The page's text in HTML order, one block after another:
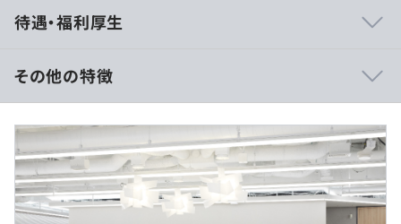
GCP）を保有しています。技術検証や学習目的で自由に利
・国内外のベンダー300社以上とのパートナーシップを結
んでいるため、最新のテクノロジーを採用した製品を業界
内で早期に取り入れています。新しい分野へ積極的に携わ
れる環境です。
■育成制度
待遇・福利厚生
年収：700万円 ～ 1,000万円 （経験や能力等を考慮し優遇
します）
月給：330,000 ～ 480,000円（下記手当を除く）
時間外勤務手当、役職手当、裁量労働手当、通勤交通費
他
その他の特徴